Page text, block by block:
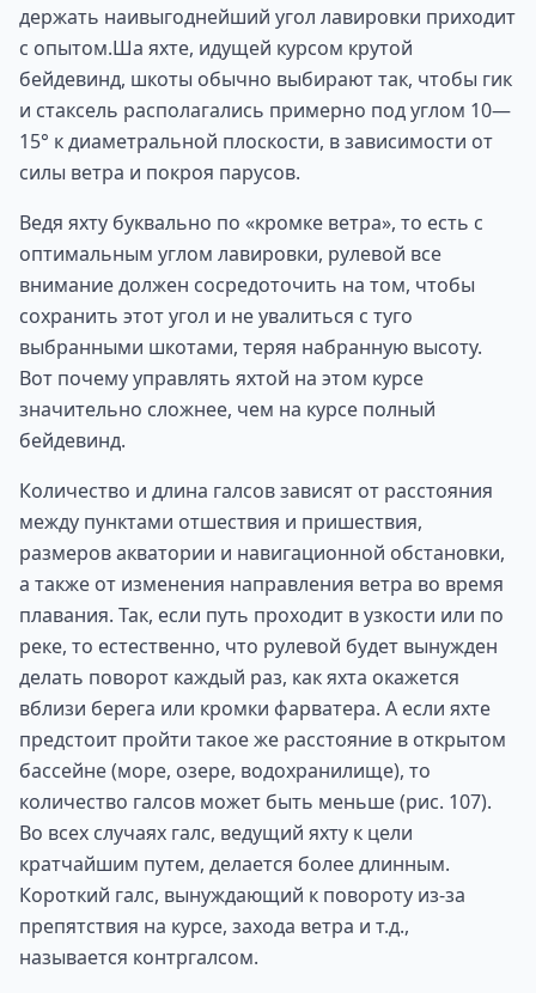
держать наивыгоднейший угол лавировки приходит
с опытом.Ша яхте, идущей курсом крутой
бейдевинд, шкоты обычно выбирают так, чтобы гик
и стаксель располагались примерно под углом 10—
15° к диаметральной плоскости, в зависимости от
силы ветра и покроя парусов.
Ведя яхту буквально по «кромке ветра», то есть с
оптимальным углом лавировки, рулевой все
внимание должен сосредоточить на том, чтобы
сохранить этот угол и не увалиться с туго
выбранными шкотами, теряя набранную высоту.
Вот почему управлять яхтой на этом курсе
значительно сложнее, чем на курсе полный
бейдевинд.
Количество и длина галсов зависят от расстояния
между пунктами отшествия и пришествия,
размеров акватории и навигационной обстановки,
а также от изменения направления ветра во время
плавания. Так, если путь проходит в узкости или по
реке, то естественно, что рулевой будет вынужден
делать поворот каждый раз, как яхта окажется
вблизи берега или кромки фарватера. А если яхте
предстоит пройти такое же расстояние в открытом
бассейне (море, озере, водохранилище), то
количество галсов может быть меньше (рис. 107).
Во всех случаях галс, ведущий яхту к цели
кратчайшим путем, делается более длинным.
Короткий галс, вынуждающий к повороту из-за
препятствия на курсе, захода ветра и т.д.,
называется контргалсом.